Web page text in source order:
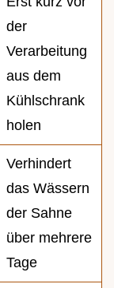
der
Verarbeitung
aus dem
Kühlschrank
holen
Verhindert
das Wässern
der Sahne
über mehrere
Tage